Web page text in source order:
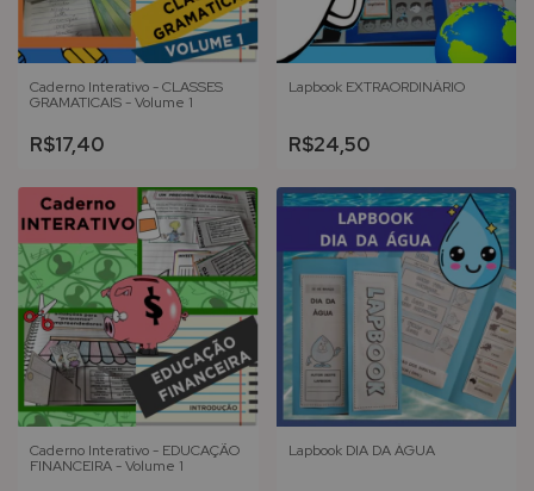
Caderno Interativo - CLASSES
GRAMATICAIS - Volume 1
R$17,40
Lapbook EXTRAORDINÁRIO
R$24,50
Caderno Interativo - EDUCAÇÃO
FINANCEIRA - Volume 1
Lapbook DIA DA ÁGUA